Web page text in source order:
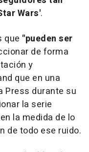
Wars'.
que "pueden ser
de forma
y
que en una
Press durante su
la serie
la medida de lo
de todo ese ruido.